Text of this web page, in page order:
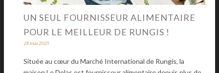
UN SEUL FOURNISSEUR ALIMENTAIRE
POUR LE MEILLEUR DE RUNGIS !
28 mai 2025
Située au cœur du Marché International de Rungis, la